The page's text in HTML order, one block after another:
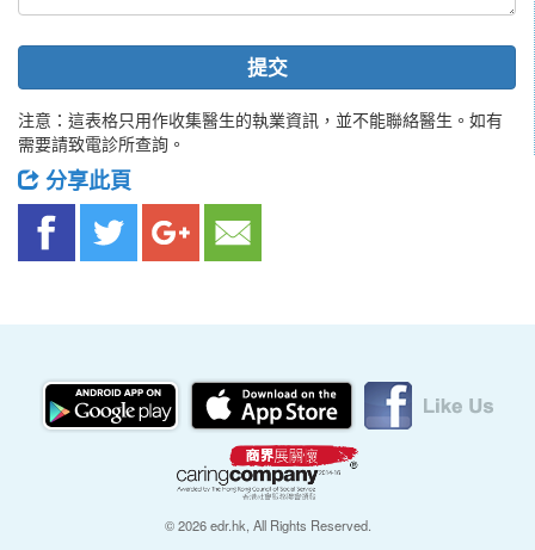
提交
注意：這表格只用作收集醫生的執業資訊，並不能聯絡醫生。如有
需要請致電診所查詢。
分享此頁
© 2026 edr.hk, All Rights Reserved.